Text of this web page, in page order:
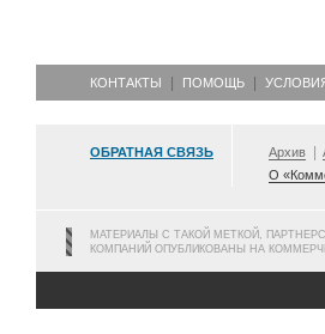
КОНТАКТЫ ПОМОЩЬ
ОБРАТНАЯ СВЯЗЬ Архив
О
МАТЕРИАЛЫ С ТАКОЙ МЕТКОЙ,
КОМПАНИЙ ОПУБЛИКОВАНЫ НА